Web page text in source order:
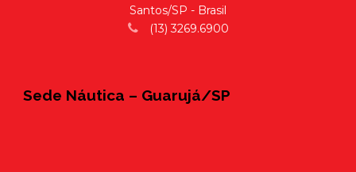
Santos/SP - Brasil
(13) 3269.6900
Sede Náutica – Guarujá/SP